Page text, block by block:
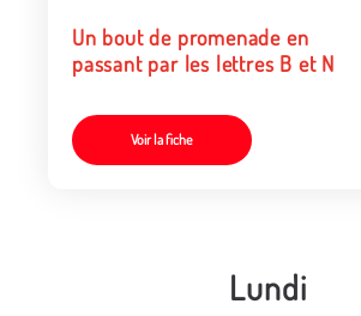
Un bout de promenade en
passant par les lettres B et N
Voir la fiche
Lundi